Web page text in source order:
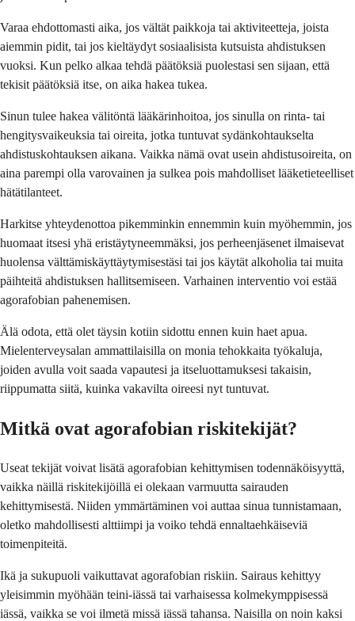
Varaa ehdottomasti aika, jos vältät paikkoja tai aktiviteetteja, joista
aiemmin pidit, tai jos kieltäydyt sosiaalisista kutsuista ahdistuksen
vuoksi. Kun pelko alkaa tehdä päätöksiä puolestasi sen sijaan, että
tekisit päätöksiä itse, on aika hakea tukea.
Sinun tulee hakea välitöntä lääkärinhoitoa, jos sinulla on rinta- tai
hengitysvaikeuksia tai oireita, jotka tuntuvat sydänkohtaukselta
ahdistuskohtauksen aikana. Vaikka nämä ovat usein ahdistusoireita, on
aina parempi olla varovainen ja sulkea pois mahdolliset lääketieteelliset
hätätilanteet.
Harkitse yhteydenottoa pikemminkin ennemmin kuin myöhemmin, jos
huomaat itsesi yhä eristäytyneemmäksi, jos perheenjäsenet ilmaisevat
huolensa välttämiskäyttäytymisestäsi tai jos käytät alkoholia tai muita
päihteitä ahdistuksen hallitsemiseen. Varhainen interventio voi estää
agorafobian pahenemisen.
Älä odota, että olet täysin kotiin sidottu ennen kuin haet apua.
Mielenterveysalan ammattilaisilla on monia tehokkaita työkaluja,
joiden avulla voit saada vapautesi ja itseluottamuksesi takaisin,
riippumatta siitä, kuinka vakavilta oireesi nyt tuntuvat.
Mitkä ovat agorafobian riskitekijät?
Useat tekijät voivat lisätä agorafobian kehittymisen todennäköisyyttä,
vaikka näillä riskitekijöillä ei olekaan varmuutta sairauden
kehittymisestä. Niiden ymmärtäminen voi auttaa sinua tunnistamaan,
oletko mahdollisesti alttiimpi ja voiko tehdä ennaltaehkäiseviä
toimenpiteitä.
Ikä ja sukupuoli vaikuttavat agorafobian riskiin. Sairaus kehittyy
yleisimmin myöhään teini-iässä tai varhaisessa kolmekymppisessä
iässä, vaikka se voi ilmetä missä iässä tahansa. Naisilla on noin kaksi